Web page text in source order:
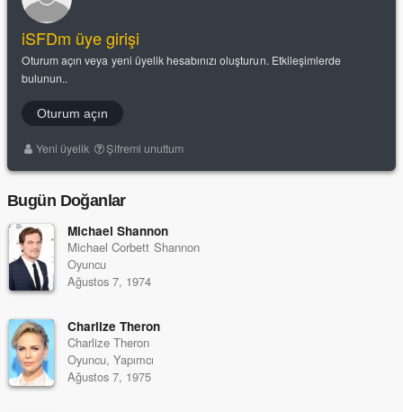
iSFDm üye girişi
Oturum açın veya yeni üyelik hesabınızı oluşturun. Etkileşimlerde
bulunun..
Oturum açın
Yeni üyelik Şifremi unuttum
Bugün Doğanlar
Michael Shannon
Michael Corbett Shannon
Oyuncu
Ağustos 7, 1974
Charlize Theron
Charlize Theron
Oyuncu, Yapımcı
Ağustos 7, 1975